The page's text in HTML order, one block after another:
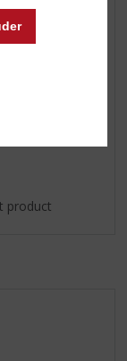
met fruit
product